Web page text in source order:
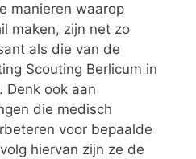
manieren waarop
maken, zijn net zo
als die van de
Scouting Berlicum in
Denk ook aan
die medisch
voor bepaalde
hiervan zijn ze de